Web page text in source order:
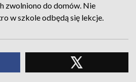
zwolniono do domów. Nie
w szkole odbędą się lekcje.